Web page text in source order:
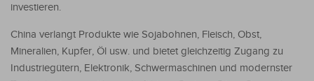
investieren.
China verlangt Produkte wie Sojabohnen, Fleisch, Obst,
Mineralien, Kupfer, Öl usw. und bietet gleichzeitig Zugang zu
Industriegütern, Elektronik, Schwermaschinen und modernster